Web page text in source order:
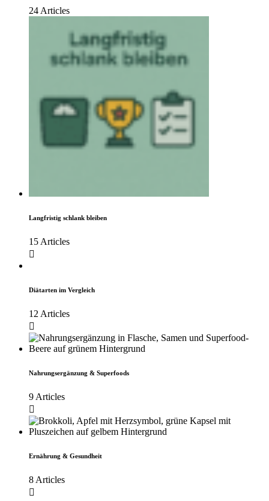
24 Articles
Langfristig schlank bleiben
15 Articles
Diätarten im Vergleich
12 Articles
Nahrungsergänzung & Superfoods
9 Articles
Ernährung & Gesundheit
8 Articles